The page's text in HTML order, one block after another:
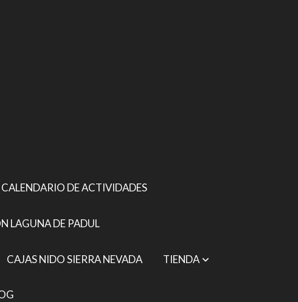
CALENDARIO DE ACTIVIDADES
LAGUNA DE PADUL
CAJAS NIDO SIERRA NEVADA TIENDA